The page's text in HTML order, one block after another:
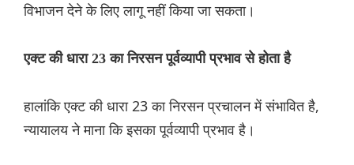
विभाजन देने के लिए लागू नहीं किया जा सकता।
एक्ट की धारा 23 का निरसन पूर्वव्यापी प्रभाव से होता है
हालांकि एक्ट की धारा 23 का निरसन प्रचालन में संभावित है,
न्यायालय ने माना कि इसका पूर्वव्यापी प्रभाव है।